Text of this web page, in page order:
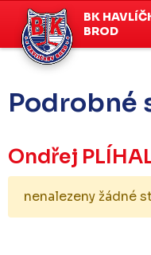
BK
BROD
Ondřej
nenalezeny žádné